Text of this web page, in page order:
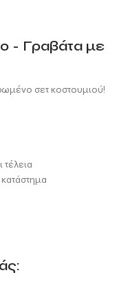
- Γραβάτα με
σετ κοστουμιού!